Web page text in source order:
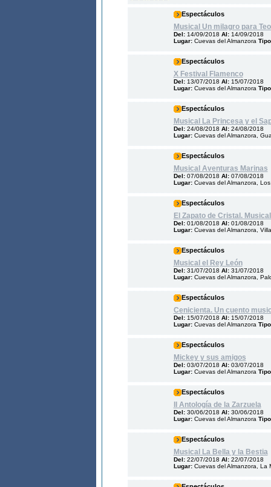
Espectáculos
Musical Un milagro para
Del: 14/09/2018 Al: 14/09/2018
Lugar: Cuevas del Almanzora
Espectáculos
X Festival Flamenco
Del: 13/07/2018 Al: 15/07/2018
Lugar: Cuevas del Almanzora
Espectáculos
Musical La Princesa y el
Del: 24/08/2018 Al: 24/08/2018
Lugar: Cuevas del Almanzora,
Espectáculos
Musical Aventuras Marinas
Del: 07/08/2018 Al: 07/08/2018
Lugar: Cuevas del Almanzora,
Espectáculos
El Zapato de Cristal.
Del: 01/08/2018 Al: 01/08/2018
Lugar: Cuevas del Almanzora,
Espectáculos
Musical el Rey León
Del: 31/07/2018 Al: 31/07/2018
Lugar: Cuevas del Almanzora,
Espectáculos
Cenicienta. Un cuento
Del: 15/07/2018 Al: 15/07/2018
Lugar: Cuevas del Almanzora
Espectáculos
Mickey y sus amigos
Del: 03/07/2018 Al: 03/07/2018
Lugar: Cuevas del Almanzora
Espectáculos
II Antología de la Zarzuela
Del: 30/06/2018 Al: 30/06/2018
Lugar: Cuevas del Almanzora
Espectáculos
Musical La Bella y la Bestia
Del: 22/07/2018 Al: 22/07/2018
Lugar: Cuevas del Almanzora, La